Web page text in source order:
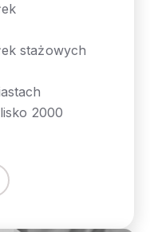
stażowych
2000